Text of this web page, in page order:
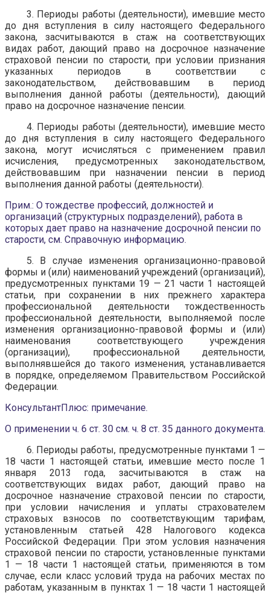
3. Периоды работы (деятельности), имевшие место
до дня вступления в силу настоящего Федерального
закона, засчитываются в стаж на соответствующих
видах работ, дающий право на досрочное назначение
страховой пенсии по старости, при условии признания
указанных периодов в соответствии с
законодательством, действовавшим в период
выполнения данной работы (деятельности), дающий
право на досрочное назначение пенсии.
4. Периоды работы (деятельности), имевшие место
до дня вступления в силу настоящего Федерального
закона, могут исчисляться с применением правил
исчисления, предусмотренных законодательством,
действовавшим при назначении пенсии в период
выполнения данной работы (деятельности).
Прим.: О тождестве профессий, должностей и
организаций (структурных подразделений), работа в
которых дает право на назначение досрочной пенсии по
старости, см. Справочную информацию.
5. В случае изменения организационно-правовой
формы и (или) наименований учреждений (организаций),
предусмотренных пунктами 19 — 21 части 1 настоящей
статьи, при сохранении в них прежнего характера
профессиональной деятельности тождественность
профессиональной деятельности, выполняемой после
изменения организационно-правовой формы и (или)
наименования соответствующего учреждения
(организации), профессиональной деятельности,
выполнявшейся до такого изменения, устанавливается
в порядке, определяемом Правительством Российской
Федерации.
КонсультантПлюс: примечание.
О применении ч. 6 ст. 30 см. ч. 8 ст. 35 данного документа.
6. Периоды работы, предусмотренные пунктами 1 —
18 части 1 настоящей статьи, имевшие место после 1
января 2013 года, засчитываются в стаж на
соответствующих видах работ, дающий право на
досрочное назначение страховой пенсии по старости,
при условии начисления и уплаты страхователем
страховых взносов по соответствующим тарифам,
установленным статьей 428 Налогового кодекса
Российской Федерации. При этом условия назначения
страховой пенсии по старости, установленные пунктами
1 — 18 части 1 настоящей статьи, применяются в том
случае, если класс условий труда на рабочих местах по
работам, указанным в пунктах 1 — 18 части 1 настоящей